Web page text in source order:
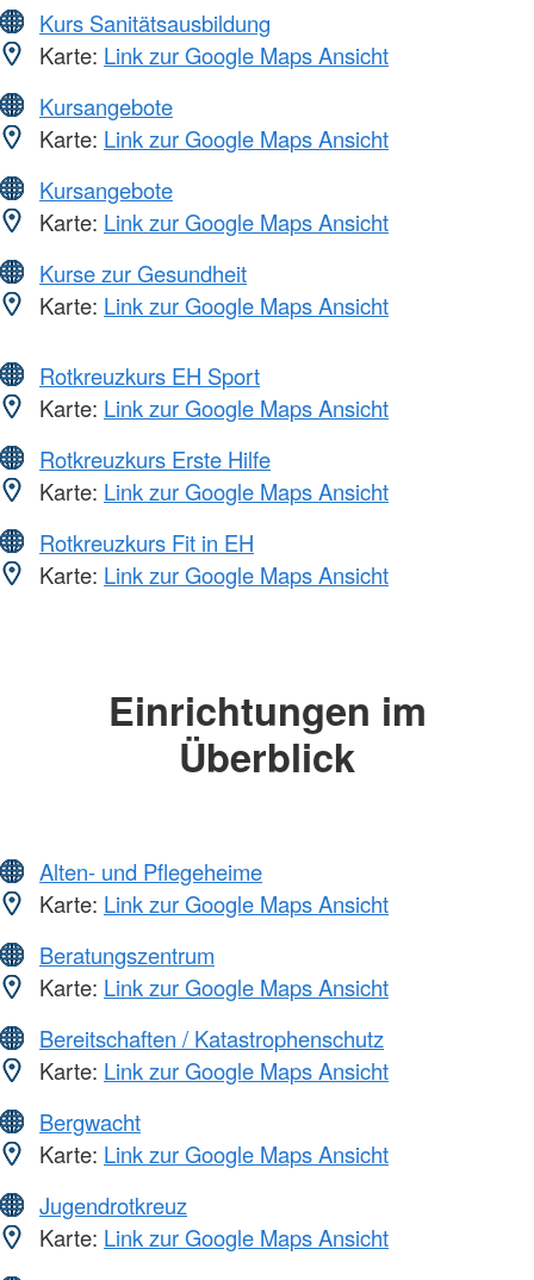
Kurs Sanitätsausbildung
Karte: Link zur Google Maps Ansicht
Kursangebote
Karte: Link zur Google Maps Ansicht
Kursangebote
Karte: Link zur Google Maps Ansicht
Kurse zur Gesundheit
Karte: Link zur Google Maps Ansicht
Rotkreuzkurs EH Sport
Karte: Link zur Google Maps Ansicht
Rotkreuzkurs Erste Hilfe
Karte: Link zur Google Maps Ansicht
Rotkreuzkurs Fit in EH
Karte: Link zur Google Maps Ansicht
Einrichtungen im
Überblick
Alten- und Pflegeheime
Karte: Link zur Google Maps Ansicht
Beratungszentrum
Karte: Link zur Google Maps Ansicht
Bereitschaften / Katastrophenschutz
Karte: Link zur Google Maps Ansicht
Bergwacht
Karte: Link zur Google Maps Ansicht
Jugendrotkreuz
Karte: Link zur Google Maps Ansicht